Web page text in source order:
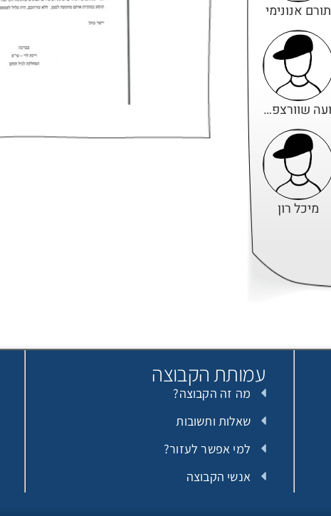
תורם אנונימי
נועה שוורצפוקס
מיכל רון
עמותת הקבוצה
מה זה הקבוצה?
שאלות ותשובות
למי אפשר לעזור?
אנשי הקבוצה